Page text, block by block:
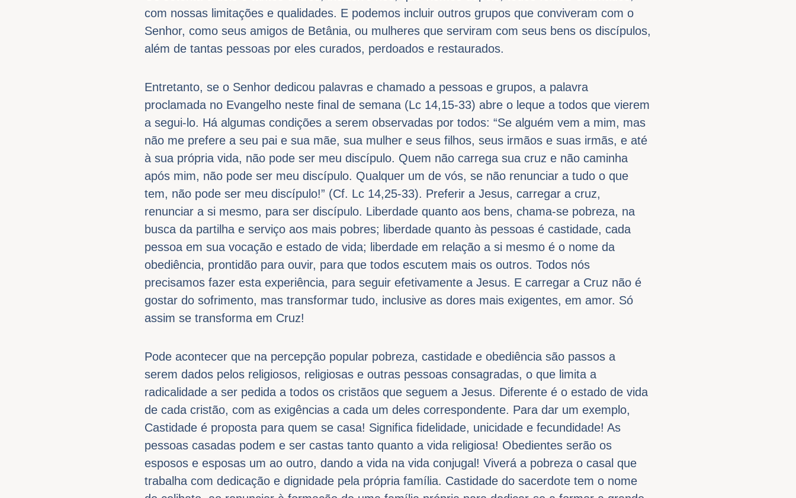
com nossas limitações e qualidades. E podemos incluir outros grupos que conviveram com o
Senhor, como seus amigos de Betânia, ou mulheres que serviram com seus bens os discípulos,
além de tantas pessoas por eles curados, perdoados e restaurados.
Entretanto, se o Senhor dedicou palavras e chamado a pessoas e grupos, a palavra
proclamada no Evangelho neste final de semana (Lc 14,15-33) abre o leque a todos que vierem
a segui-lo. Há algumas condições a serem observadas por todos: “Se alguém vem a mim, mas
não me prefere a seu pai e sua mãe, sua mulher e seus filhos, seus irmãos e suas irmãs, e até
à sua própria vida, não pode ser meu discípulo. Quem não carrega sua cruz e não caminha
após mim, não pode ser meu discípulo. Qualquer um de vós, se não renunciar a tudo o que
tem, não pode ser meu discípulo!” (Cf. Lc 14,25-33). Preferir a Jesus, carregar a cruz,
renunciar a si mesmo, para ser discípulo. Liberdade quanto aos bens, chama-se pobreza, na
busca da partilha e serviço aos mais pobres; liberdade quanto às pessoas é castidade, cada
pessoa em sua vocação e estado de vida; liberdade em relação a si mesmo é o nome da
obediência, prontidão para ouvir, para que todos escutem mais os outros. Todos nós
precisamos fazer esta experiência, para seguir efetivamente a Jesus. E carregar a Cruz não é
gostar do sofrimento, mas transformar tudo, inclusive as dores mais exigentes, em amor. Só
assim se transforma em Cruz!
Pode acontecer que na percepção popular pobreza, castidade e obediência são passos a
serem dados pelos religiosos, religiosas e outras pessoas consagradas, o que limita a
radicalidade a ser pedida a todos os cristãos que seguem a Jesus. Diferente é o estado de vida
de cada cristão, com as exigências a cada um deles correspondente. Para dar um exemplo,
Castidade é proposta para quem se casa! Significa fidelidade, unicidade e fecundidade! As
pessoas casadas podem e ser castas tanto quanto a vida religiosa! Obedientes serão os
esposos e esposas um ao outro, dando a vida na vida conjugal! Viverá a pobreza o casal que
trabalha com dedicação e dignidade pela própria família. Castidade do sacerdote tem o nome